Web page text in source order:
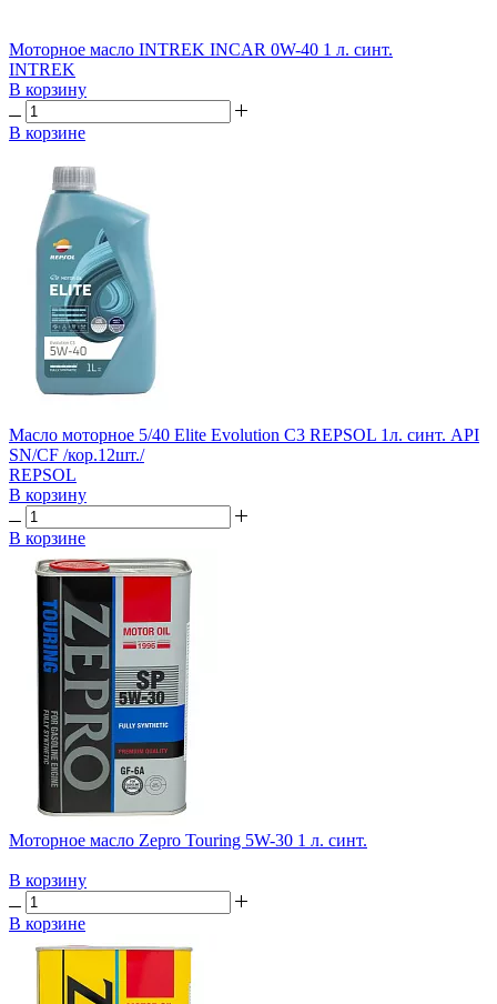
Моторное масло INTREK INCAR 0W-40 1 л. синт.
INTREK
В корзину
В корзине
Масло моторное 5/40 Elite Evolution С3 REPSOL 1л. синт. API
SN/CF /кор.12шт./
REPSOL
В корзину
В корзине
Моторное масло Zepro Touring 5W-30 1 л. синт.
В корзину
В корзине